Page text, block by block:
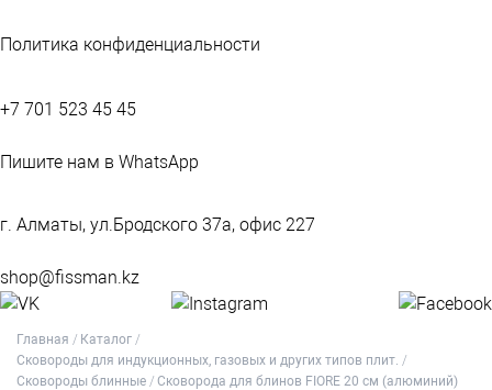
Политика конфиденциальности
+7 701 523 45 45
Пишите нам в WhatsApp
г. Алматы, ул.Бродского 37а, офис 227
shop@fissman.kz
Главная
Каталог
Сковороды для индукционных, газовых и других типов плит.
Сковороды блинные
Сковорода для блинов FIORE 20 см (алюминий)